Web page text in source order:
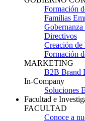
Formación
Familias
Directivos
Creación de
Formación
MARKETING
B2B Brand
In-Company
Soluciones
Facultad e
FACULTAD
Conoce a